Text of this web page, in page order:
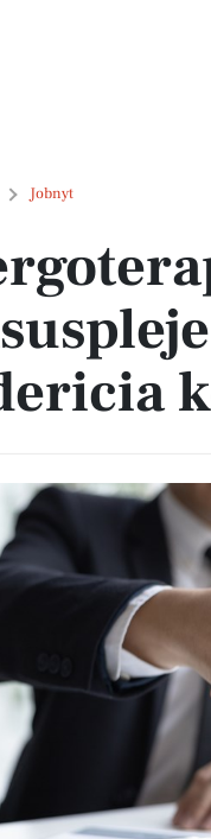
Jobnytsøges til Luksuspleje i